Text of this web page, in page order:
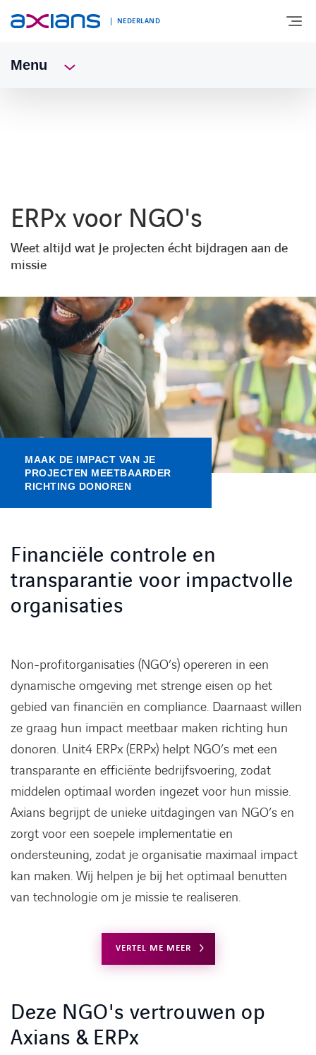
NEDERLAND
NIEUWS & INSPIRATIE
Nieuws
Kennisbank
Referenties
Events
Contact
Werken bij Axians
Menu
ERPx voor NGO's
Weet altijd wat je projecten écht bijdragen aan de
missie
MAAK DE IMPACT VAN JE
PROJECTEN MEETBAARDER
RICHTING DONOREN
Financiële controle en
transparantie voor impactvolle
organisaties
Non-profitorganisaties (NGO’s) opereren in een
dynamische omgeving met strenge eisen op het
gebied van financiën en compliance. Daarnaast willen
ze graag hun impact meetbaar maken richting hun
donoren. Unit4 ERPx (ERPx) helpt NGO’s met een
transparante en efficiënte bedrijfsvoering, zodat
middelen optimaal worden ingezet voor hun missie.
Axians begrijpt de unieke uitdagingen van NGO’s en
zorgt voor een soepele implementatie en
ondersteuning, zodat je organisatie maximaal impact
kan maken. Wij helpen je bij het optimaal benutten
van technologie om je missie te realiseren.
VERTEL ME MEER
Deze NGO's vertrouwen op
Axians & ERPx